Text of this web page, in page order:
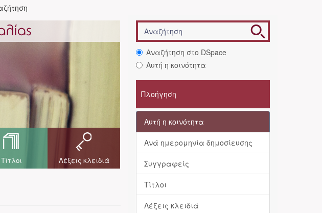
Τίτλοι Λέξεις κλειδιά
Αναζήτηση στο DSpace
Αυτή η κοινότητα
Πλοήγηση
Αυτή η κοινότητα
Ανά ημερομηνία δημοσίευσης
Συγγραφείς
Τίτλοι
Λέξεις κλειδιά